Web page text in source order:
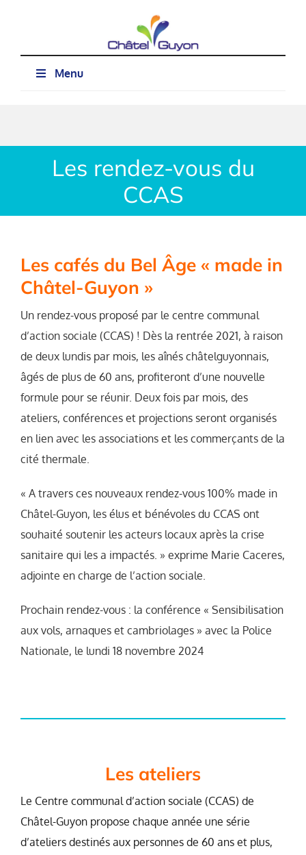
Menu
Les rendez-vous du
CCAS
Les cafés du Bel Âge « made in
Châtel-Guyon »
Un rendez-vous proposé par le centre communal
d’action sociale (CCAS) ! Dès la rentrée 2021, à raison
de deux lundis par mois, les aînés châtelguyonnais,
âgés de plus de 60 ans, profiteront d’une nouvelle
formule pour se réunir. Deux fois par mois, des
ateliers, conférences et projections seront organisés
en lien avec les associations et les commerçants de la
cité thermale.
« A travers ces nouveaux rendez-vous 100% made in
Châtel-Guyon, les élus et bénévoles du CCAS ont
souhaité soutenir les acteurs locaux après la crise
sanitaire qui les a impactés. » exprime Marie Caceres,
adjointe en charge de l’action sociale.
Prochain rendez-vous : la conférence « Sensibilisation
aux vols, arnaques et cambriolages » avec la Police
Nationale, le lundi 18 novembre 2024
Les ateliers
Le Centre communal d’action sociale (CCAS) de
Châtel-Guyon propose chaque année une série
d’ateliers destinés aux personnes de 60 ans et plus,